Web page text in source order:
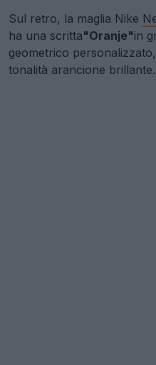
Sul retro, la maglia Nike
ha una scritta"Oranje"in
geometrico
tonalità arancione brillante.